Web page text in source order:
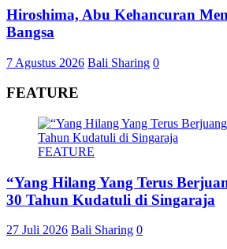
Hiroshima, Abu Kehancuran
Bangsa
7 Agustus 2026 Bali Sharing 0
FEATURE
FEATURE
“Yang Hilang Yang Terus
30 Tahun Kudatuli di Singaraja
27 Juli 2026 Bali Sharing 0